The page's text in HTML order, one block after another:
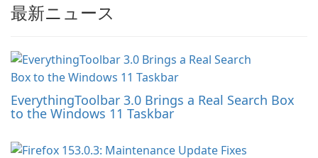
最新ニュース
EverythingToolbar 3.0 Brings a Real Search Box
to the Windows 11 Taskbar